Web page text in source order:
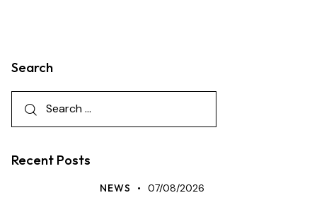
Search
Recent Posts
NEWS 07/08/2026